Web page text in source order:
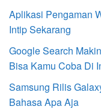
Aplikasi Pengaman
Intip Sekarang
Google Search
Bisa Kamu Coba Di
Samsung Rilis
Bahasa Apa Aja